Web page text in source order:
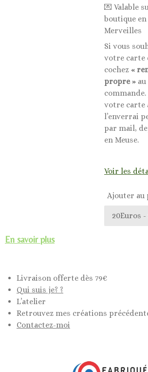
💌 Valable
boutique
Merveilles
Si vous
votre carte
cochez «
propre »
votre carte
l’enverrai
par mail,
en Meuse.
Voir les
Ajouter au
En savoir plus
Livraison offerte dès 79€
Qui suis je? ?
L’atelier
Retrouvez mes créations
Contactez-moi